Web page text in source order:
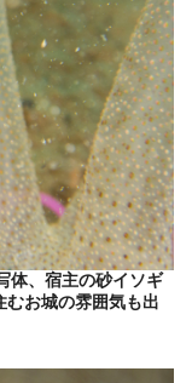
体、宿主の砂イソギ
むお城の雰囲気も出